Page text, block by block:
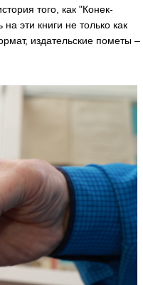
того, как "Конек-
эти книги не только как
издательские пометы –